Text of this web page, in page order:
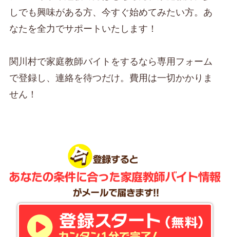
しでも興味がある方、今すぐ始めてみたい方。あ
なたを全力でサポートいたします！
関川村で家庭教師バイトをするなら専用フォーム
で登録し、連絡を待つだけ。費用は一切かかりま
せん！